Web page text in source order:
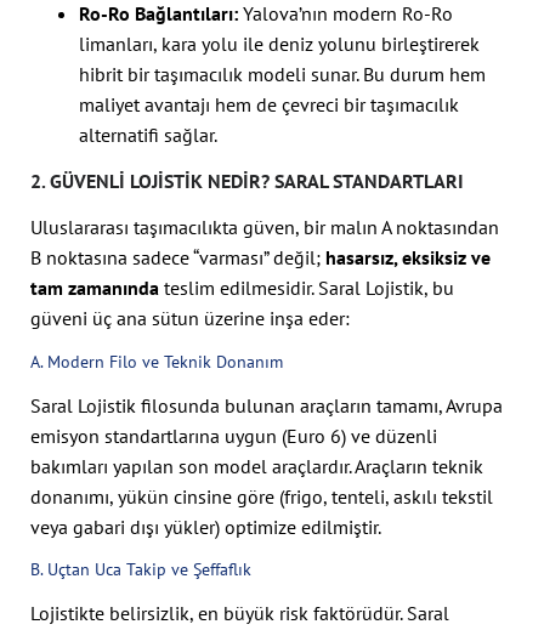
Ro-Ro Bağlantıları: Yalova’nın modern Ro-Ro
limanları, kara yolu ile deniz yolunu birleştirerek
hibrit bir taşımacılık modeli sunar. Bu durum hem
maliyet avantajı hem de çevreci bir taşımacılık
alternatifi sağlar.
2. GÜVENLI LOJISTIK NEDIR? SARAL STANDARTLARI
Uluslararası taşımacılıkta güven, bir malın A noktasından
B noktasına sadece “varması” değil; hasarsız, eksiksiz ve
tam zamanında teslim edilmesidir. Saral Lojistik, bu
güveni üç ana sütun üzerine inşa eder:
A. Modern Filo ve Teknik Donanım
Saral Lojistik filosunda bulunan araçların tamamı, Avrupa
emisyon standartlarına uygun (Euro 6) ve düzenli
bakımları yapılan son model araçlardır. Araçların teknik
donanımı, yükün cinsine göre (frigo, tenteli, askılı tekstil
veya gabari dışı yükler) optimize edilmiştir.
B. Uçtan Uca Takip ve Şeffaflık
Lojistikte belirsizlik, en büyük risk faktörüdür. Saral